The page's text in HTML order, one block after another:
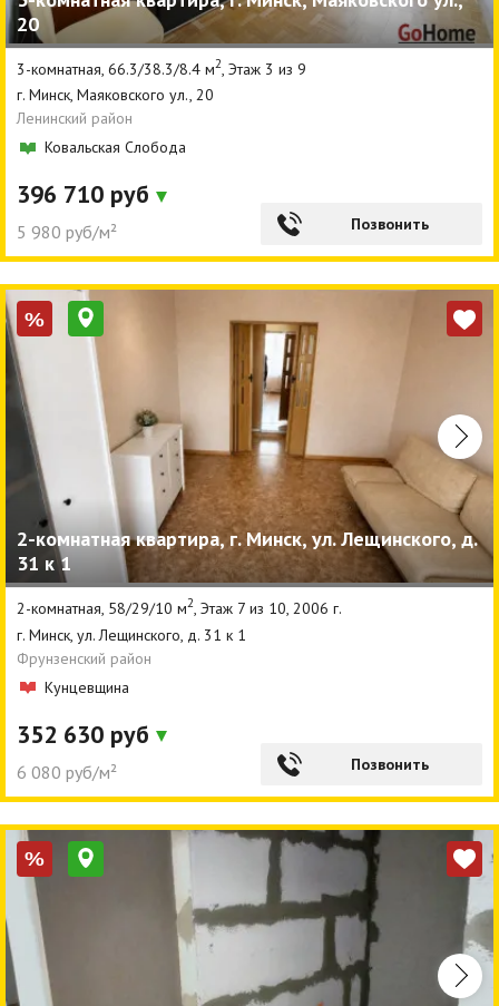
Агентства
Ремонт квартир
Грузовое такси
20
3-комнатная, 66.3/38.3/8.4 м2 , Этаж 3 из 9
г. Минск, Маяковского ул., 20
Ленинский район
Ковальская Слобода
396 710 руб
5 980 руб/м² Позвонить
%
2-комнатная квартира, г. Минск, ул. Лещинского, д.
31 к 1
2-комнатная, 58/29/10 м2, Этаж 7 из 10, 2006 г.
г. Минск, ул. Лещинского, д. 31 к 1
Фрунзенский район
Кунцевщина
352 630 руб
6 080 руб/м² Позвонить
%